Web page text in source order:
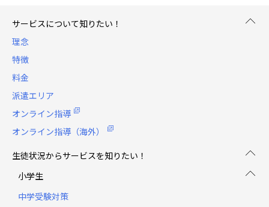
サービスについて知りたい！
理念
特徴
料金
派遣エリア
オンライン指導
オンライン指導（海外）
生徒状況からサービスを知りたい！
小学生
中学受験対策